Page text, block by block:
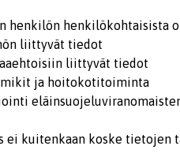
henkilön henkilökohtaisista
liittyvät tiedot
liittyvät tiedot
ja hoitokotitoiminta
ei kuitenkaan koske tietojen